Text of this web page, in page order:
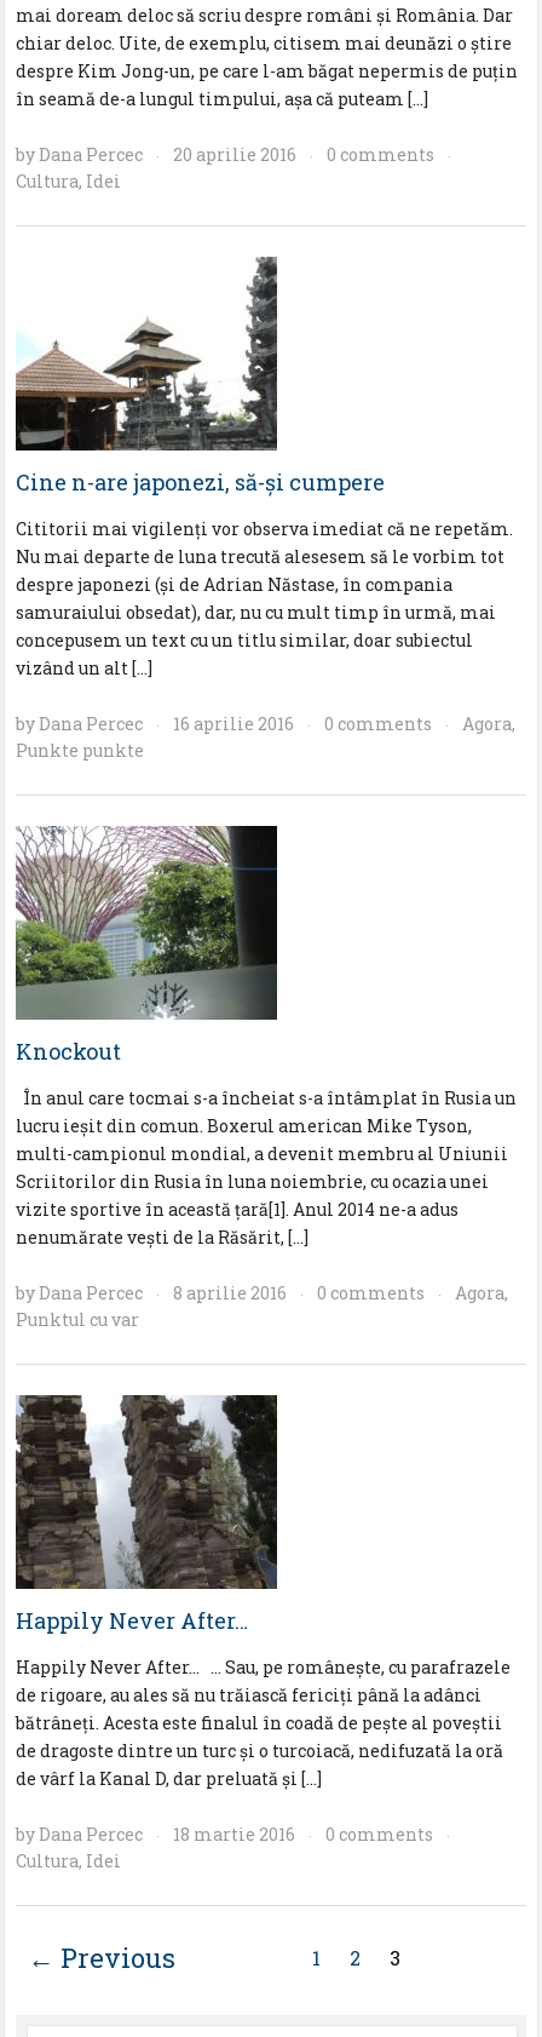
mai doream deloc să scriu despre români și România. Dar
chiar deloc. Uite, de exemplu, citisem mai deunăzi o știre
despre Kim Jong-un, pe care l-am băgat nepermis de puțin
în seamă de-a lungul timpului, așa că puteam […]
byDana Percec · 20 aprilie 2016 · 0 comments ·
Cultura, Idei
Cine n-are japonezi, să-și cumpere
Cititorii mai vigilenți vor observa imediat că ne repetăm.
Nu mai departe de luna trecută alesesem să le vorbim tot
despre japonezi (și de Adrian Năstase, în compania
samuraiului obsedat), dar, nu cu mult timp în urmă, mai
concepusem un text cu un titlu similar, doar subiectul
vizând un alt […]
byDana Percec · 16 aprilie 2016 · 0 comments · Agora,
Punkte punkte
Knockout
În anul care tocmai s-a încheiat s-a întâmplat în Rusia un
lucru ieșit din comun. Boxerul american Mike Tyson,
multi-campionul mondial, a devenit membru al Uniunii
Scriitorilor din Rusia în luna noiembrie, cu ocazia unei
vizite sportive în această țară[1]. Anul 2014 ne-a adus
nenumărate vești de la Răsărit, […]
byDana Percec · 8 aprilie 2016 · 0 comments · Agora,
Punktul cu var
Happily Never After…
Happily Never After… … Sau, pe românește, cu parafrazele
de rigoare, au ales să nu trăiască fericiți până la adânci
bătrâneți. Acesta este finalul în coadă de pește al poveștii
de dragoste dintre un turc și o turcoiacă, nedifuzată la oră
de vârf la Kanal D, dar preluată și […]
byDana Percec · 18 martie 2016 · 0 comments ·
Cultura, Idei
← Previous 1 2 3